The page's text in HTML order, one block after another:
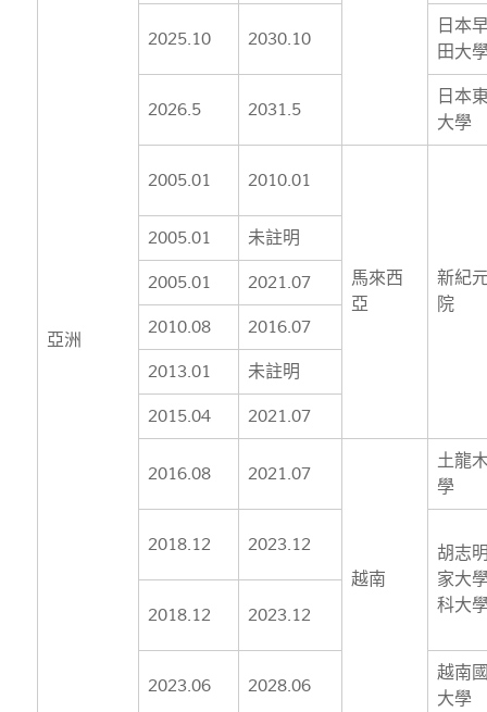
亞洲
2025.10 2030.10
日本
田大
2026.5 2031.5
日本
大學
2005.01 2010.01
馬來西
亞
新紀
院
2005.01 未註明
2005.01 2021.07
2010.08 2016.07
2013.01 未註明
2015.04 2021.07
2016.08 2021.07
越南
土龍
學
2018.12 2023.12
胡志
家大
科大
2018.12 2023.12
2023.06 2028.06
越南
大學